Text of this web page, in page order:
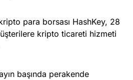
para borsası HashKey, 28
kripto ticareti hizmeti
başında perakende